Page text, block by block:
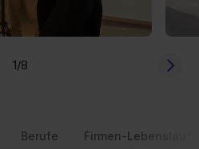
1/8
Berufe Firmen-Lebenslauf